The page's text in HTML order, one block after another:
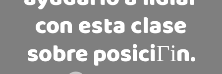
con esta clase
sobre posiciГіn.